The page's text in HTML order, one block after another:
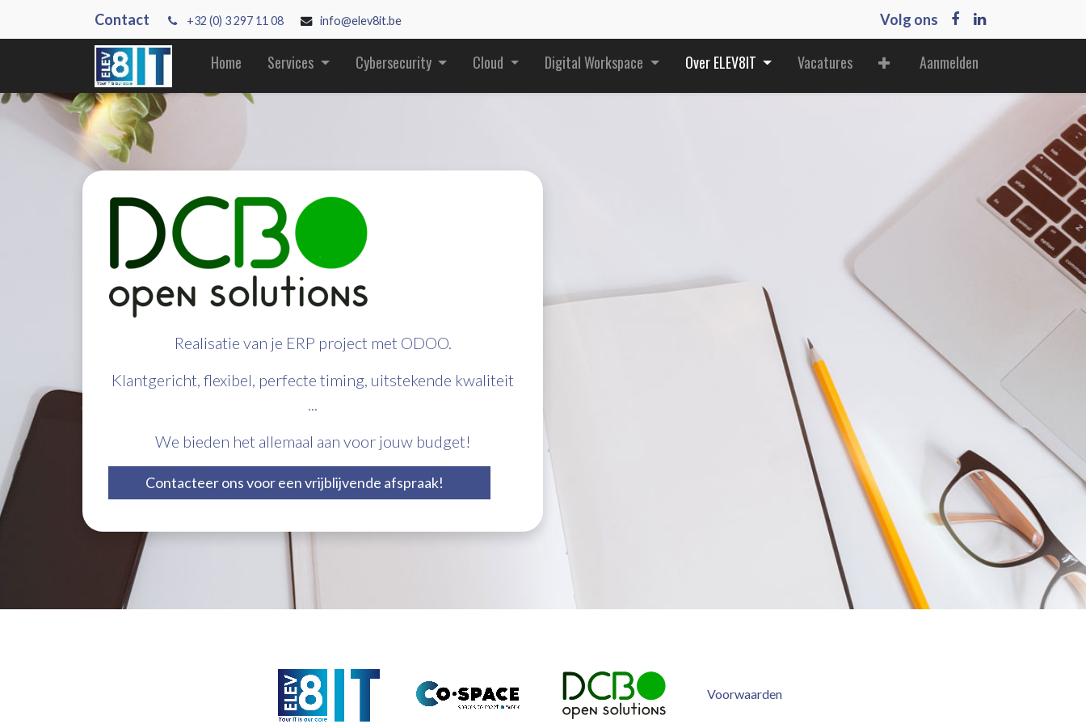
Contact +32 (0) 3 297 11 08 info@elev8it.be Volg ons
Home Services Cybersecurity Cloud Digital Workspace Over ELEV8IT Vacatures Aanmelden
Realisatie van je ERP project met ODOO.
Klantgericht, flexibel, perfecte timing, uitstekende kwaliteit
...
We bieden het allemaal aan voor jouw budget!
Contacteer ons voor een vrijblijvende afspraak!
Voorwaarden